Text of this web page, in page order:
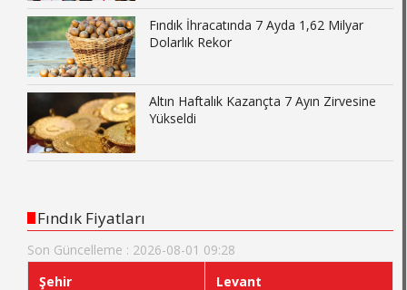
Fındık İhracatında 7 Ayda 1,62 Milyar
Dolarlık Rekor
Altın Haftalık Kazançta 7 Ayın Zirvesine
Yükseldi
Fındık Fiyatları
Son Güncelleme : 2026-08-01 09:28
Şehir
Levant